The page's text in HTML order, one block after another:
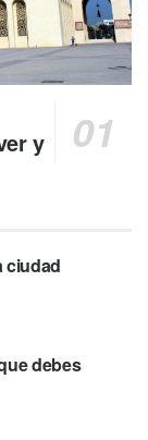
y
ciudad
debes